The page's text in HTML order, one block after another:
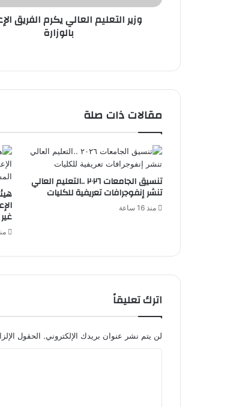
وزير التعليم العالي يكرم الفريق
بالوزارة
مقالات ذات صلة
تنسيق الجامعات ٢٠٢٦ ..التعليم العالي
تنشر إنفوجرافات تعريفية للكليات
منذ 16 ساعة
منذ
اترك تعليقاً
لن يتم نشر عنوان بريدك الإلكتروني. الحقول